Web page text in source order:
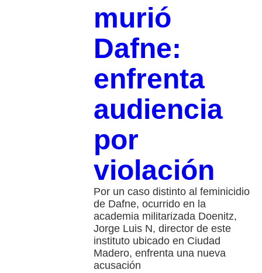
murió
Dafne:
enfrenta
audiencia
por
violación
Por un caso distinto al feminicidio
de Dafne, ocurrido en la
academia militarizada Doenitz,
Jorge Luis N, director de este
instituto ubicado en Ciudad
Madero, enfrenta una nueva
acusación